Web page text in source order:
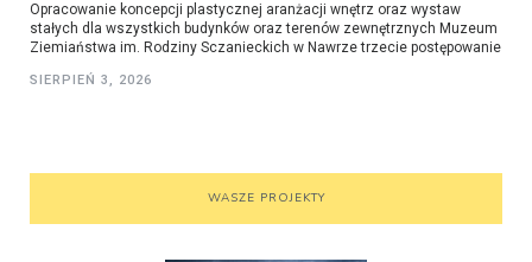
Opracowanie koncepcji plastycznej aranżacji wnętrz oraz wystaw
stałych dla wszystkich budynków oraz terenów zewnętrznych Muzeum
Ziemiaństwa im. Rodziny Sczanieckich w Nawrze trzecie postępowanie
SIERPIEŃ 3, 2026
WASZE PROJEKTY